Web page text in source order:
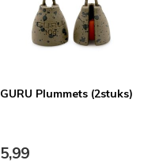
GURU Plummets (2stuks)
5,99